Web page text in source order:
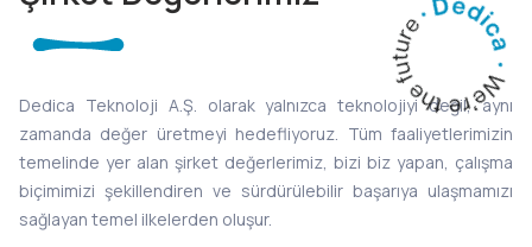
Dedica Teknoloji A.Ş. olarak yalnızca teknolojiyi değil, aynı
zamanda değer üretmeyi hedefliyoruz. Tüm faaliyetlerimizin
temelinde yer alan şirket değerlerimiz, bizi biz yapan, çalışma
biçimimizi şekillendiren ve sürdürülebilir başarıya ulaşmamızı
sağlayan temel ilkelerden oluşur.